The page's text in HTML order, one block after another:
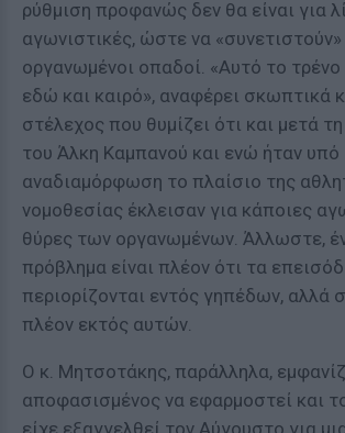
ρύθμιση προφανώς δεν θα είναι για
αγωνιστικές, ώστε να «συνετιστούν»
οργανωμένοι οπαδοί. «Αυτό το τρένο
εδώ και καιρό», αναφέρει σκωπτικά
στέλεχος που θυμίζει ότι και μετά
του Άλκη Καμπανού και ενώ ήταν υπό
αναδιαμόρφωση το πλαίσιο της
νομοθεσίας έκλεισαν για κάποιες
θύρες των οργανωμένων. Άλλωστε,
πρόβλημα είναι πλέον ότι τα
περιορίζονται εντός γηπέδων, αλλά
πλέον εκτός αυτών.
Ο κ. Μητσοτάκης, παράλληλα,
αποφασισμένος να εφαρμοστεί και
είχε εξαγγελθεί τον Αύγουστο για